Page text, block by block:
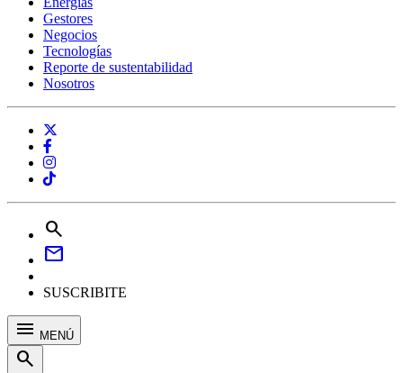
Gestores
Negocios
Tecnologías
Reporte de sustentabilidad
Nosotros
search
mail
SUSCRIBITE
menu MENÚ
search